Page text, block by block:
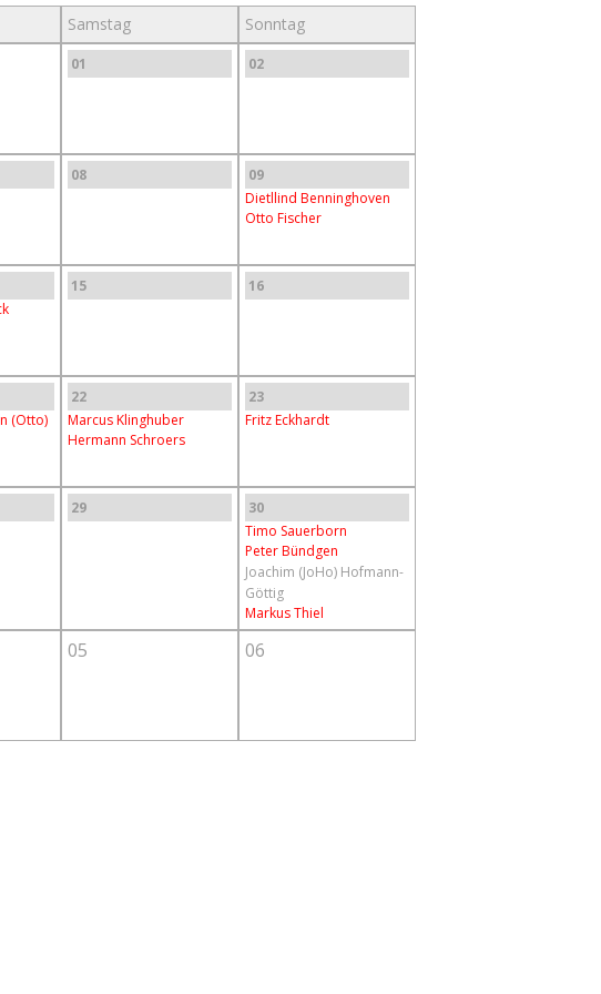
Samstag Sonntag
01 02
08
09
Dietllind Benninghoven
Otto Fischer
15 16
(Otto)
22
Marcus Klinghuber
Hermann Schroers
23
Fritz Eckhardt
29
30
Timo Sauerborn
Peter Bündgen
Joachim (JoHo) Hofmann-
Göttig
Markus Thiel
05 06